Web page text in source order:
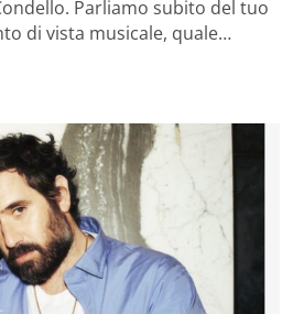
Parliamo subito del tuo
di vista musicale, quale…